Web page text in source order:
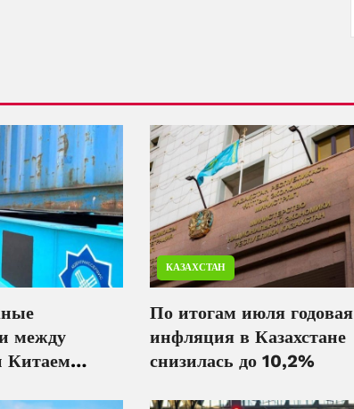
между
Китаем
КАЗАХСТАН
По итогам июля годовая
инфляция в Казахстане
снизилась до 10,2%